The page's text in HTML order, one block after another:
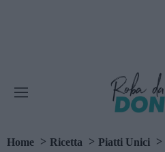
Home Ricetta Piatti Unici